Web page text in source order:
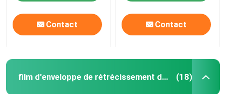
Contact Contact
film d'enveloppe de rétrécissement de PVC (18)